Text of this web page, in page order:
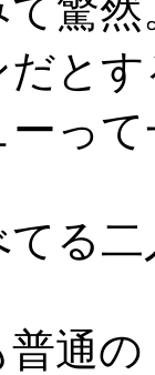
驚然
と
っ
る
通